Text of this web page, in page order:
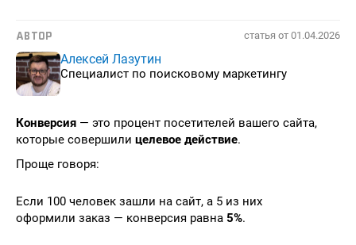
АВТОР статья от 01.04.2026
Алексей Лазутин
Специалист по поисковому маркетингу
Конверсия — это процент посетителей вашего сайта,
которые совершили целевое действие.
Проще говоря:
Если 100 человек зашли на сайт, а 5 из них
оформили заказ — конверсия равна 5%.